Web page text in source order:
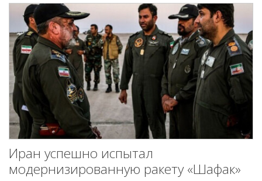
Иран успешно испытал
модернизированную ракету «Шафак»